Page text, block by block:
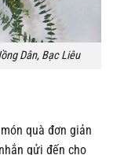
Dân, Bạc Liêu
quà đơn giản
gửi đến cho